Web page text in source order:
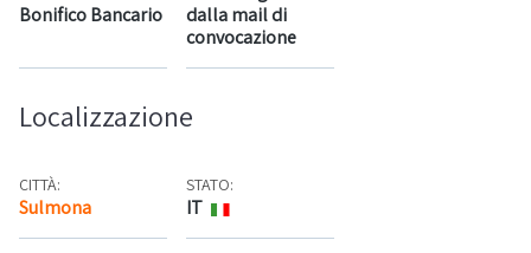
Bonifico Bancario
dalla mail di
convocazione
Localizzazione
CITTÀ:
Sulmona Mappa
STATO:
IT